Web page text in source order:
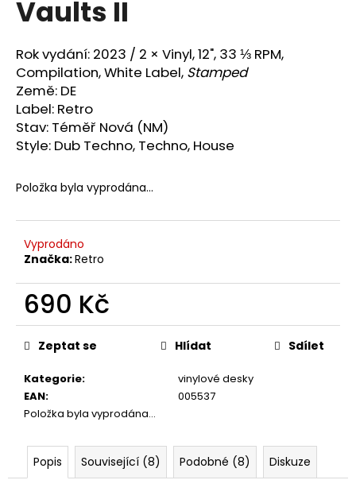
Vaults II
Rok vydání: 2023 / 2 × Vinyl, 12", 33 ⅓ RPM,
Compilation, White Label, Stamped
Země: DE
Label: Retro
Stav: Téměř Nová (NM)
Style: Dub Techno, Techno, House
Položka byla vyprodána…
Vyprodáno
Značka:Retro
690 Kč
Měrná
cena:
Kategorie:
vinylové desky
EAN:
005537
Položka byla vyprodána…
Zeptat se Hlídat Sdílet
Popis Související (8) Podobné (8) Diskuze
a
í
t
?
HLEDAT
D
p
o
r
u
u
e